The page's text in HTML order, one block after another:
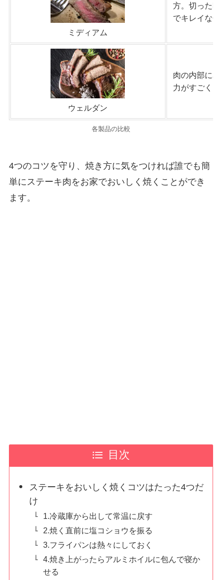
ミディアム
方。切った
でキレイな
ウェルダン
肉の内部に
力がすごく
各製品の比較
4つのコツを守り、焼き方に気をつければ誰でも簡
単にステーキ肉をお家でおいしく焼くことができ
ます。
目次
ステーキをおいしく焼くコツはたった4つだ
け
1.冷蔵庫から出して常温に戻す
2.焼く直前に塩コショウを振る
3.フライパンは熱々にしておく
4.焼き上がったらアルミホイルに包んで寝か
せる